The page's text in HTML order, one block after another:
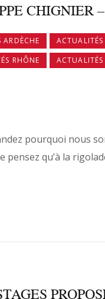
CHIGNIER
ARDÈCHE
RHÔNE
pourquoi nous
qu’à la